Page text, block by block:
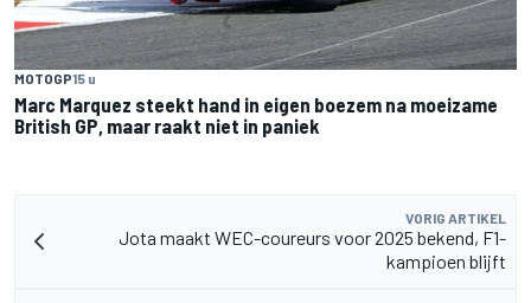
MOTOGP15 u
Marc Marquez steekt hand in eigen boezem na moeizame
British GP, maar raakt niet in paniek
VORIG ARTIKEL
Jota maakt WEC-coureurs voor 2025 bekend, F1-
kampioen blijft